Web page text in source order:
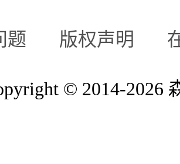
题 版权声明
© 2014-2026